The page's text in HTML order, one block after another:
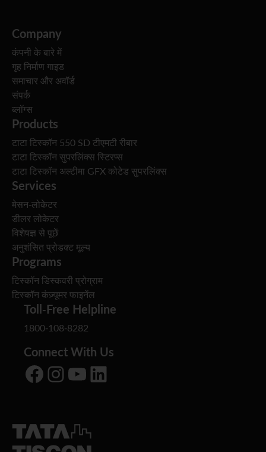
Company
कंपनी के बारे में
गृह निर्माण गाइड
समाचार और अवॉर्ड
संपर्क
ब्लॉग्स
Products
टाटा टिस्कॉन 550 SD टीएमटी रीबार
टाटा टिस्कॉन सुपरलिंक्स स्टिरप्स
टाटा टिस्कॉन अल्टीमा GFX कोटेड सुपरलिंक्स
Services
मेसन-लोकेटर
डीलर लोकेटर
विशेषज्ञ से पूछें
अनुशंसित प्रोडक्ट मूल्य
Programs
टिस्कॉन डिस्कवरी प्रोग्राम
टिस्कॉन कंज़्यूमर फाइनेंल
Toll-Free Helpline
1800-108-8282
Connect With Us
Facebook Instagram YouTube LinkedIn